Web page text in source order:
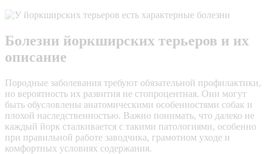
Болезни йоркширских терьеров и их
описание
Породные заболевания требуют обязательной профилактики,
но вероятность их развития не стопроцентная. Они могут
быть обусловлены анатомическими особенностями собак и
плохой наследственностью. Важно понимать, что далеко не
каждый йорк сталкивается с такими патологиями, особенно
при правильной работе заводчика, грамотном уходе и
комфортных условиях содержания.